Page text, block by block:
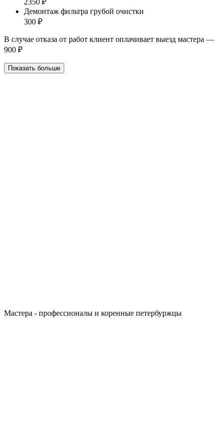
Демонтаж фильтра грубой очистки
300 ₽
В случае отказа от работ клиент оплачивает выезд мастера —
900 ₽
Показать больше
Мастера - профессионалы и коренные петербуржцы